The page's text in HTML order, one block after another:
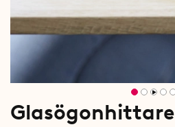
Glasögonhittare